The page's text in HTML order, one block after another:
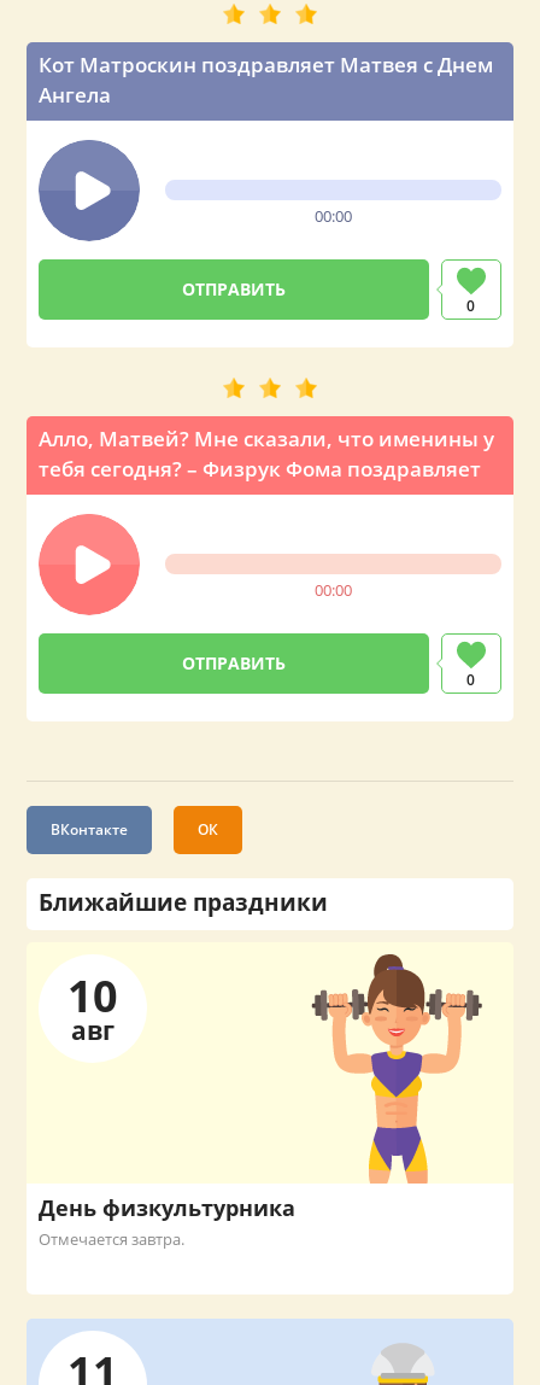
Кот Матроскин поздравляет Матвея с Днем
Ангела
00:00
0
Алло, Матвей? Мне сказали, что именины у
тебя сегодня? – Физрук Фома поздравляет
00:00
0
ВКонтакте ОК
Ближайшие праздники
10
авг
День физкультурника
Отмечается завтра.
11